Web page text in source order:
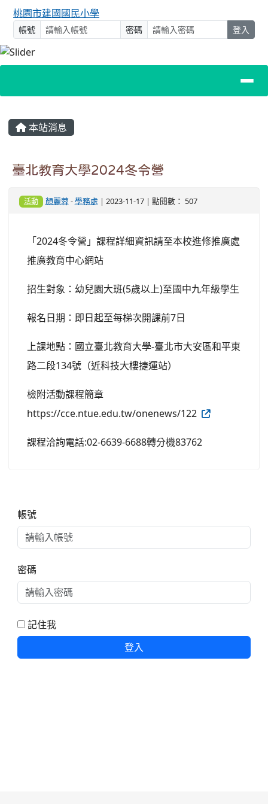
桃園市建國國民小學
帳號 密碼 登入
主內容區域
本站消息
臺北教育大學2024冬令營
活動 顏麗蓉-學務處 | 2023-11-17 | 點閱數： 507
「2024冬令營」課程詳細資訊請至本校進修推廣處
推廣教育中心網站
招生對象：幼兒園大班(5歲以上)至國中九年級學生
報名日期：即日起至每梯次開課前7日
上課地點：國立臺北教育大學-臺北市大安區和平東
路二段134號（近科技大樓捷運站）
檢附活動課程簡章
https://cce.ntue.edu.tw/onenews/122
課程洽詢電話:02-6639-6688轉分機83762
帳號
密碼
記住我
登入